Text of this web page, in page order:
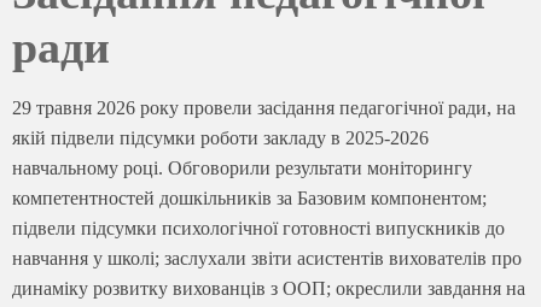
ради
29 травня 2026 року провели засідання педагогічної ради, на
якій підвели підсумки роботи закладу в 2025-2026
навчальному році. Обговорили результати моніторингу
компетентностей дошкільників за Базовим компонентом;
підвели підсумки психологічної готовності випускників до
навчання у школі; заслухали звіти асистентів вихователів про
динаміку розвитку вихованців з ООП; окреслили завдання на